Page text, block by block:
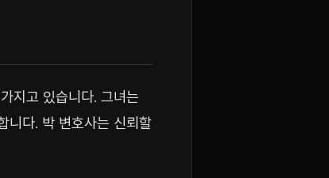
지고 있습니다. 그녀는
니다. 박 변호사는 신뢰할